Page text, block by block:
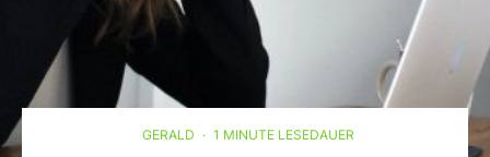
GERALD · 1 MINUTE LESEDAUER